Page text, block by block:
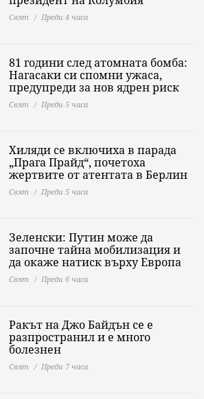
Свят Преди 4 часа
81 години след атомната бомба:
Нагасаки си спомни ужаса,
предупреди за нов ядрен риск
Свят Преди 5 часа
Хиляди се включиха в парада
„Прага Прайд“, почетоха
жертвите от атентата в Берлин
Свят Преди 5 часа
Зеленски: Путин може да
започне тайна мобилизация и
да окаже натиск върху Европа
Свят Преди 6 часа
Ракът на Джо Байдън се е
разпространил и е много
болезнен
Свят Преди 7 часа